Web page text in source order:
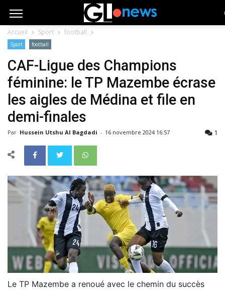
Accueil Sport football
Sport football
CAF-Ligue des Champions
féminine: le TP Mazembe écrase
les aigles de Médina et file en
demi-finales
Par Hussein Utshu Al Bagdadi - 16 novembre 2024 16:57 1
Le TP Mazembe a renoué avec le chemin du succès